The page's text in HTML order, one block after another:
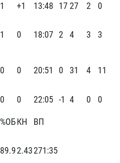
1 +1 13:48 17 27 2 0
1 0 18:07 2 4 3 3
0 0 20:51 0 31 4 11
0 0 22:05 -1 4 0 0
%ОБКН ВП
89.92.43271:35